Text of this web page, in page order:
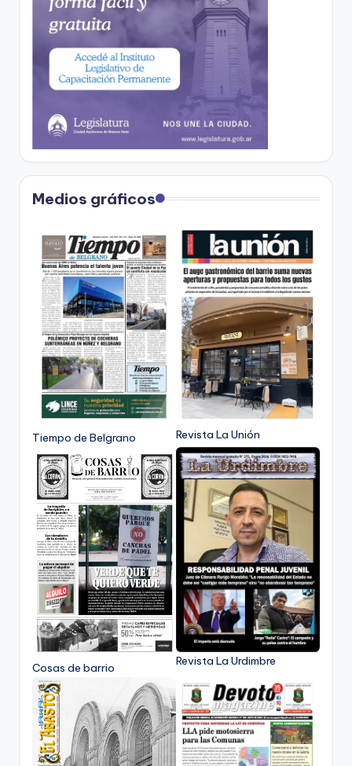
Medios gráficos
Tiempo de Belgrano Revista La Unión
Cosas de barrio
Revista La Urdimbre